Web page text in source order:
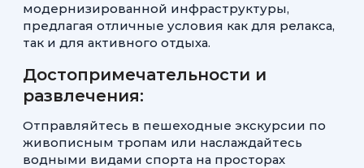
модернизированной инфраструктуры,
предлагая отличные условия как для релакса,
так и для активного отдыха.
Достопримечательности и
развлечения:
Отправляйтесь в пешеходные экскурсии по
живописным тропам или наслаждайтесь
водными видами спорта на просторах